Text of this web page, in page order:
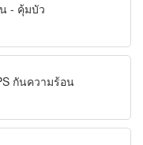
- คุ้มบัว
กันความร้อน